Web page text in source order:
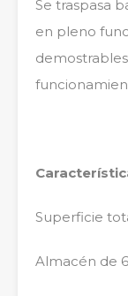
Se traspasa
en pleno
Superficie
Almacén de